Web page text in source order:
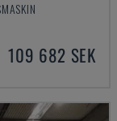
109 682 SEK